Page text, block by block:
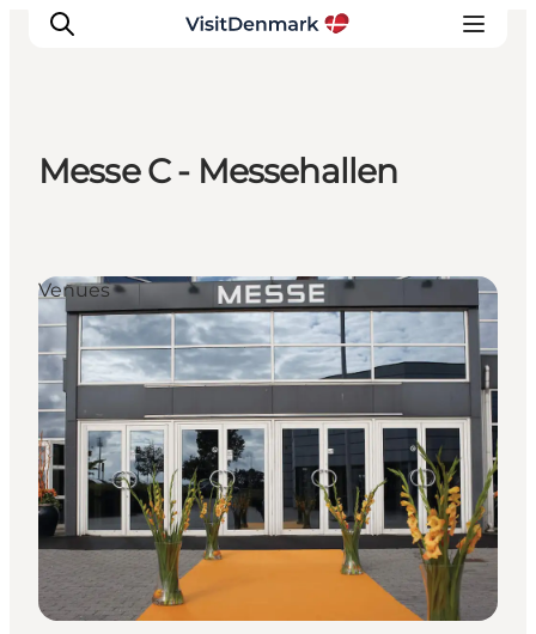
Erlebnisse
Unterkünfte
Reiseplanung
Messe C - Messehallen
Venues